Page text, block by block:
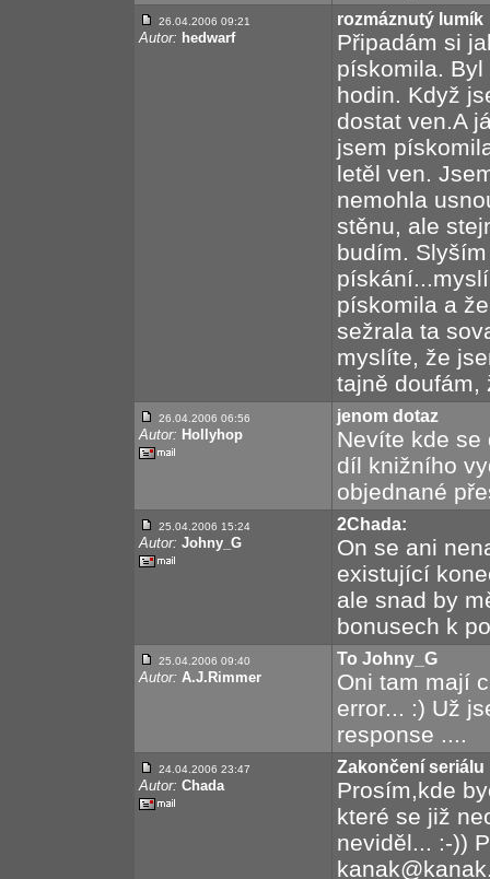
26.04.2006 09:21
Autor: hedwarf
rozmáznutý lumík
Připadám si
pískomila.
hodin. Když
dostat ven.A
jsem
letěl ven.
nemohla
stěnu, ale
budím.
pískomila a
sežrala ta
myslíte, že
tajně doufám,
26.04.2006 06:56
Autor: Hollyhop
jenom dotaz
Nevíte kde se
díl knižního
objednané
25.04.2006 15:24
Autor: Johny_G
2Chada:
On se ani
existující
ale snad by
bonusech k
25.04.2006 09:40
Autor: A.J.Rimmer
To Johny_G
Oni tam mají
error... :) Už
response ....
24.04.2006 23:47
Autor: Chada
Zakončení seriálu
Prosím,kde
které se již
neviděl... :-))